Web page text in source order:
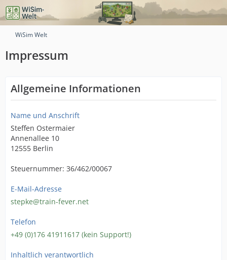
WiSim Welt
Impressum
Allgemeine Informationen
Name und Anschrift
Steffen Ostermaier
Annenallee 10
12555 Berlin
Steuernummer: 36/462/00067
E-Mail-Adresse
stepke@train-fever.net
Telefon
+49 (0)176 41911617 (kein Support!)
Inhaltlich verantwortlich